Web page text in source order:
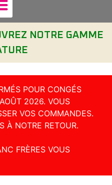
NOTRE GAMME
POUR CONGÉS
2026. VOUS
VOS COMMANDES.
À NOTRE RETOUR.
FRÈRES VOUS